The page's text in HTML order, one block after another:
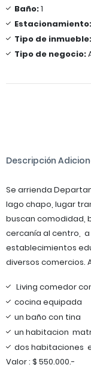
Baño:1
Estacionamiento:
Tipo de inmueble:
Tipo de negocio:
Descripción
Se arrienda
lago chapo, lugar
buscan comodidad,
cercanía al centro,
establecimientos
diversos comercios.
Living comedor
cocina equipada
un baño con tina
un habitacion
dos habitaciones
Valor : $ 550.000.-